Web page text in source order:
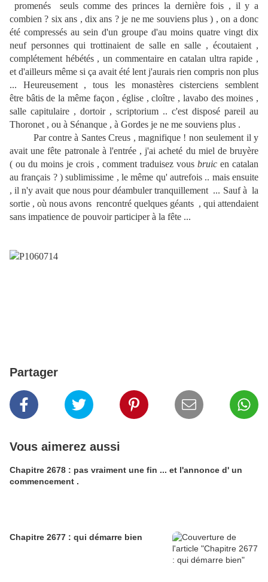
promenés seuls comme des princes la dernière fois , il y a
combien ? six ans , dix ans ? je ne me souviens plus ) , on a donc
été compressés au sein d'un groupe d'au moins quatre vingt dix
neuf personnes qui trottinaient de salle en salle , écoutaient ,
complétement hébétés , un commentaire en catalan ultra rapide ,
et d'ailleurs même si ça avait été lent j'aurais rien compris non plus
... Heureusement , tous les monastères cisterciens semblent
être bâtis de la même façon , église , cloître , lavabo des moines ,
salle capitulaire , dortoir , scriptorium .. c'est disposé pareil au
Thoronet , ou à Sénanque , à Gordes je ne me souviens plus .
Par contre à Santes Creus , magnifique ! non seulement il y
avait une fête patronale à l'entrée , j'ai acheté du miel de bruyère
( ou du moins je crois , comment traduisez vous bruic en catalan
au français ? ) sublimissime , le même qu' autrefois .. mais ensuite
, il n'y avait que nous pour déambuler tranquillement ... Sauf à la
sortie , où nous avons rencontré quelques géants , qui attendaient
sans impatience de pouvoir participer à la fête ...
Partager
Vous aimerez aussi
Chapitre 2678 : pas vraiment une fin ... et l'annonce d' un
commencement .
Chapitre 2677 : qui démarre bien